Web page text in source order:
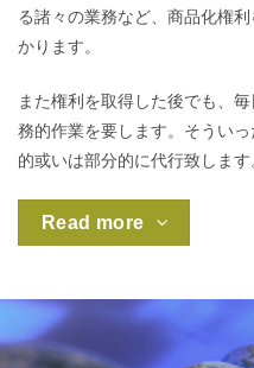
る諸々の業務など、商品化権
かります。
また権利を取得した後でも、
務的作業を要します。そうい
的或いは部分的に代行致します
Read more